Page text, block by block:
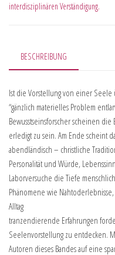
interdisziplinären Verständigung.
BESCHREIBUNG
Ist die Vorstellung von einer
“gänzlich materielles Problem
Bewusstseinsforscher scheinen die
erledigt zu sein. Am Ende scheint
abendländisch – christliche
Personalität und Würde,
Laborversuche die Tiefe
Phänomene wie
Alltag
tranzendierende Erfahrungen
Seelenvorstellung zu entdecken.
Autoren dieses Bandes auf eine